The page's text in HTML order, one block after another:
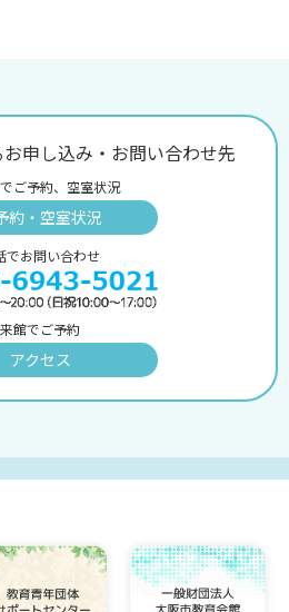
申し込み・お問い合わせ先
ご予約、空室状況
約・空室状況
でお問い合わせ
来館でご予約
アクセス